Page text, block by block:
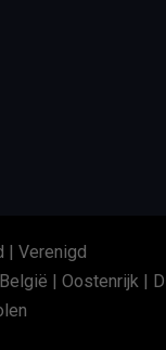
| Verenigd
België | Oostenrijk | D